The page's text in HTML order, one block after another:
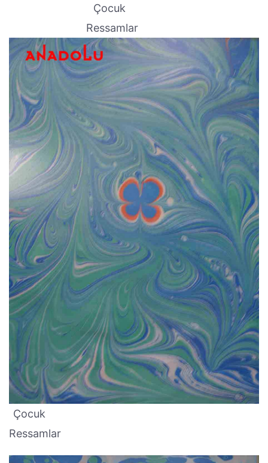
Çocuk
Ressamlar
Çocuk
Ressamlar